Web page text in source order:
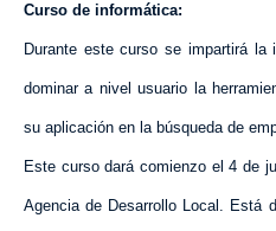
Curso de informática:
Durante este curso se impartirá
dominar a nivel usuario la
su aplicación en la búsqueda de
Este curso dará comienzo el 4 de
Agenciade Desarrollo Local. Está